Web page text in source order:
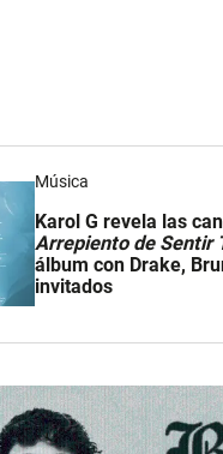
Música
Karol G revela las
Arrepiento de Sentir
álbum con Drake,
invitados